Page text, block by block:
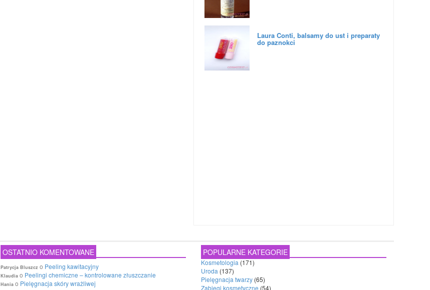
Laura Conti, balsamy do ust i preparaty
do paznokci
OSTATNIO KOMENTOWANE
Patrycja Bluszcz o Peeling kawitacyjny
Klaudia o Peelingi chemiczne – kontrolowane złuszczanie
Hania o Pielęgnacja skóry wrażliwej
POPULARNE KATEGORIE
Kosmetologia (171)
Uroda (137)
Pielęgnacja twarzy (65)
Zabiegi kosmetyczne (54)